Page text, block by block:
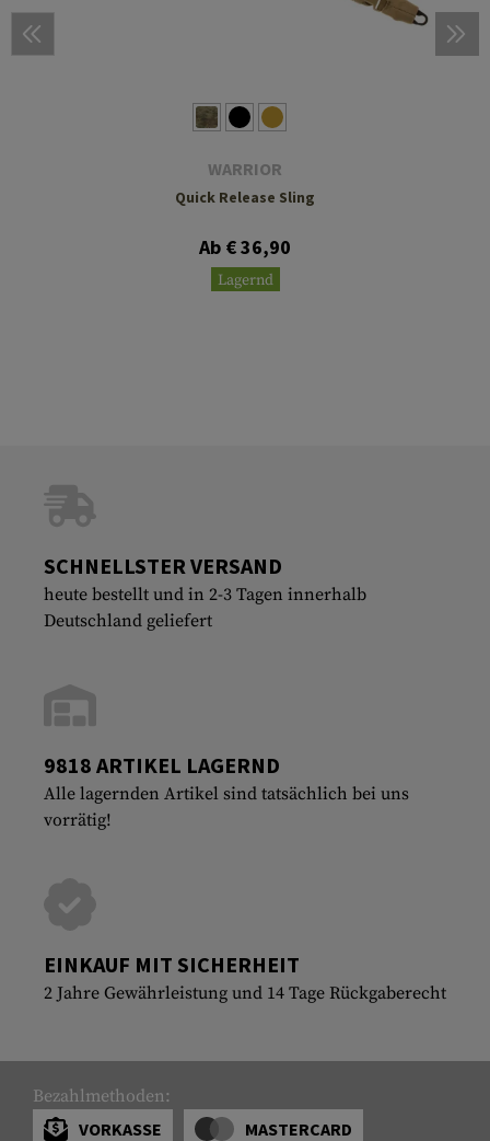
WARRIOR
Quick Release Sling
Ab € 36,90
Lagernd
SCHNELLSTER VERSAND
heute bestellt und in 2-3 Tagen innerhalb
Deutschland geliefert
9818 ARTIKEL LAGERND
Alle lagernden Artikel sind tatsächlich bei uns
vorrätig!
EINKAUF MIT SICHERHEIT
2 Jahre Gewährleistung und 14 Tage Rückgaberecht
Bezahlmethoden:
VORKASSE
MASTERCARD